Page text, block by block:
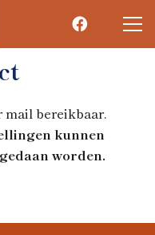
mail bereikbaar.
kunnen
worden.